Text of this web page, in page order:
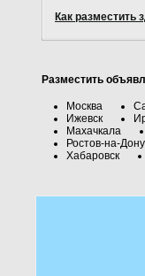
Как разместить
Разместить
Москва
Ижевск
Махачкала
Ростов-на-Дону
Хабаровск